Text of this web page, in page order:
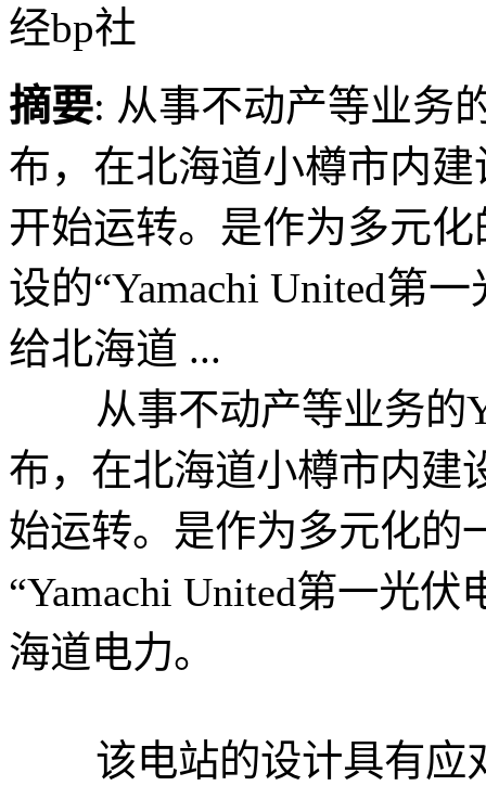
经bp社
摘要: 从事不动产等业务
布，在北海道小樽市内
开始运转。是作为多元
设的“Yamachi United第
给北海道 ...
从事不动产等业务的
布，在北海道小樽市内建
始运转。是作为多元化的
“Yamachi United第一光
海道电力。
该电站的设计具有应